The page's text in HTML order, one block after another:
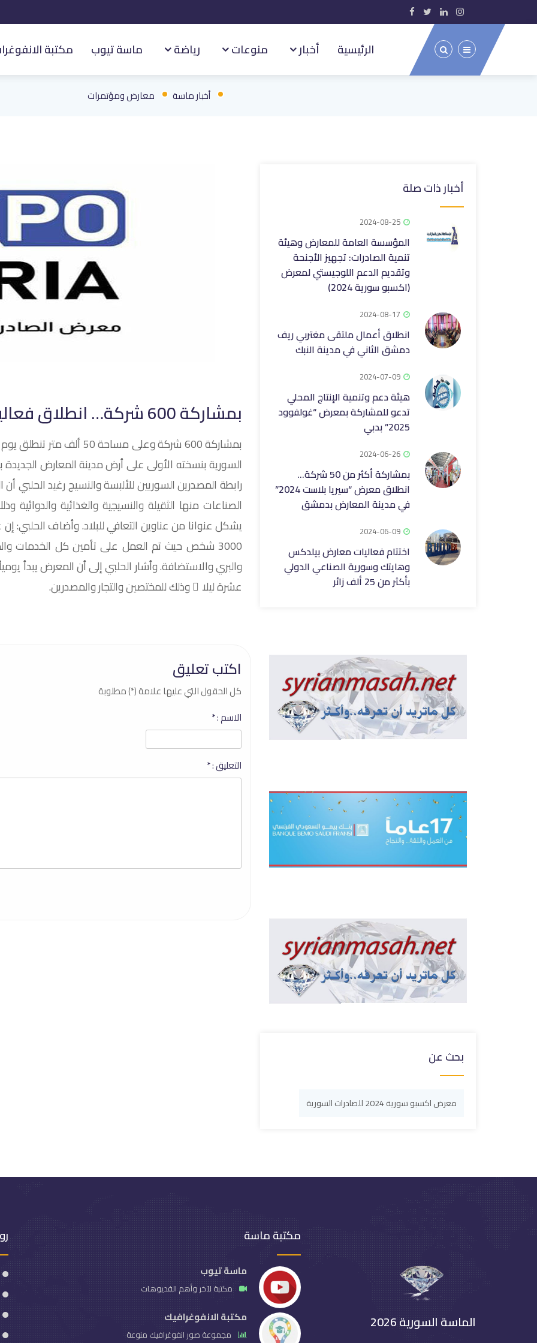
الرئيسية أخبار منوعات رياضة ماسة تيوب مكتبة
أخبار ماسة معارض ومؤتمرات
بمشاركة 600 شركة… انطلاق فعاليات (إكسبو سورية 2024) غداً
السورية بنسخته الأولى على أرض مدينة المعارض
رابطة المصدرين السوريين للألبسة والنسيج رغيد
الصناعات منها الثقيلة والنسيجية والغذائية
يشكل عنوانا من عناوين التعافي للبلاد. وأضاف
3000 شخص حيث تم العمل على تأمين كل الخدمات
والبري والاستضافة. وأشار الحلبي إلى أن المعرض يبدأ
عشرة ليلا ً وذلك للمختصين والتجار والمصدرين.
اكتب تعليق
كل الحقول التي عليها علامة (*) مطلوبة
الاسم :*
التعليق :*
أخبار ذات صلة
2024-08-25
المؤسسة العامة للمعارض وهيئة
تنمية الصادرات: تجهيز الأجنحة
وتقديم الدعم اللوجيستي لمعرض
(اكسبو سورية 2024)
2024-08-17
انطلاق أعمال ملتقى مغتربي ريف
دمشق الثاني في مدينة النبك
2024-07-09
هيئة دعم وتنمية الإنتاج المحلي
تدعو للمشاركة بمعرض “غولفوود
2025” بدبي
2024-06-26
بمشاركة أكثر من 50 شركة…
انطلاق معرض “سيريا بلاست 2024”
في مدينة المعارض بدمشق
2024-06-09
اختتام فعاليات معارض بيلدكس
وهايتك وسورية الصناعي الدولي
بأكثر من 25 ألف زائر
بحث عن
معرض اكسبو سورية 2024 للصادرات السورية
الماسة السورية 2026
مكتبة ماسة
ماسة تيوب
مكتبة لآخر وأهم الفديوهات
مكتبة الانفوغرافيك
مجموعة صور انفوغرافيك منوعة